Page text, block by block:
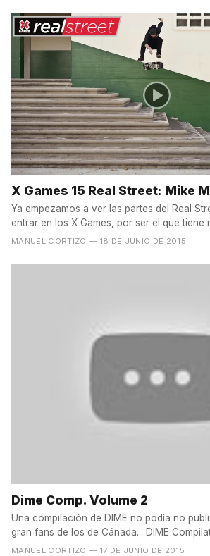
X Games 15 Real Street: Mike
Ya empezamos a ver las partes del Real
entrar en los X Games, por ser el que tiene
MANUEL CORTIZO — 18 DE JUNIO DE 2015
Dime Comp. Volume 2
Una compilación de DIME no podía no
gran fans de los de Cánada...
MANUEL CORTIZO — 17 DE JUNIO DE 2015